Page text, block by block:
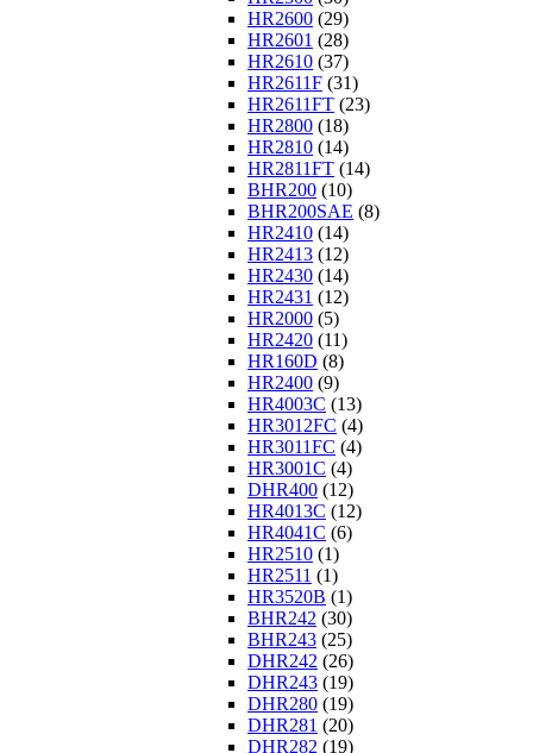
HR2600 (29)
HR2601 (28)
HR2610 (37)
HR2611F (31)
HR2611FT (23)
HR2800 (18)
HR2810 (14)
HR2811FT (14)
BHR200 (10)
BHR200SAE (8)
HR2410 (14)
HR2413 (12)
HR2430 (14)
HR2431 (12)
HR2000 (5)
HR2420 (11)
HR160D (8)
HR2400 (9)
HR4003C (13)
HR3012FC (4)
HR3011FC (4)
HR3001C (4)
DHR400 (12)
HR4013C (12)
HR4041C (6)
HR2510 (1)
HR2511 (1)
HR3520B (1)
BHR242 (30)
BHR243 (25)
DHR242 (26)
DHR243 (19)
DHR280 (19)
DHR281 (20)
DHR282 (19)